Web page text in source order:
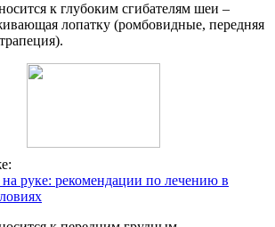
к глубоким сгибателям шеи –
лопатку (ромбовидные, передняя
руке: рекомендации по лечению в